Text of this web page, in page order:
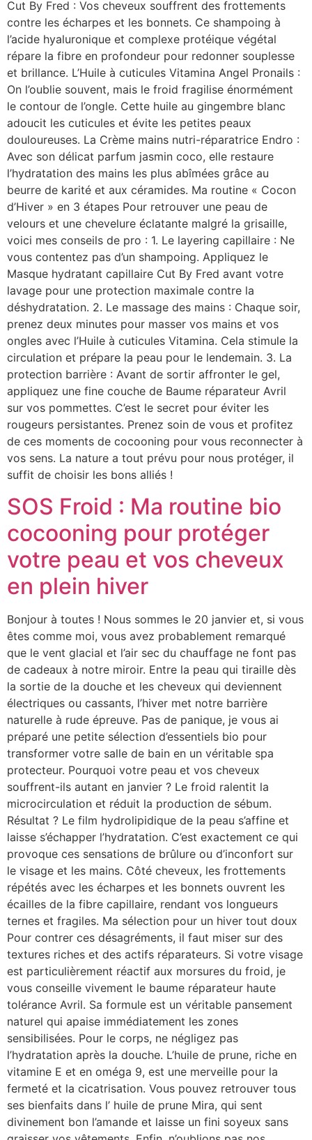
Cut By Fred : Vos cheveux souffrent des frottements
contre les écharpes et les bonnets. Ce shampoing à
l’acide hyaluronique et complexe protéique végétal
répare la fibre en profondeur pour redonner souplesse
et brillance. L’Huile à cuticules Vitamina Angel Pronails :
On l’oublie souvent, mais le froid fragilise énormément
le contour de l’ongle. Cette huile au gingembre blanc
adoucit les cuticules et évite les petites peaux
douloureuses. La Crème mains nutri-réparatrice Endro :
Avec son délicat parfum jasmin coco, elle restaure
l’hydratation des mains les plus abîmées grâce au
beurre de karité et aux céramides. Ma routine « Cocon
d’Hiver » en 3 étapes Pour retrouver une peau de
velours et une chevelure éclatante malgré la grisaille,
voici mes conseils de pro : 1. Le layering capillaire : Ne
vous contentez pas d’un shampoing. Appliquez le
Masque hydratant capillaire Cut By Fred avant votre
lavage pour une protection maximale contre la
déshydratation. 2. Le massage des mains : Chaque soir,
prenez deux minutes pour masser vos mains et vos
ongles avec l’Huile à cuticules Vitamina. Cela stimule la
circulation et prépare la peau pour le lendemain. 3. La
protection barrière : Avant de sortir affronter le gel,
appliquez une fine couche de Baume réparateur Avril
sur vos pommettes. C’est le secret pour éviter les
rougeurs persistantes. Prenez soin de vous et profitez
de ces moments de cocooning pour vous reconnecter à
vos sens. La nature a tout prévu pour nous protéger, il
suffit de choisir les bons alliés !
SOS Froid : Ma routine bio
cocooning pour protéger
votre peau et vos cheveux
en plein hiver
Bonjour à toutes ! Nous sommes le 20 janvier et, si vous
êtes comme moi, vous avez probablement remarqué
que le vent glacial et l’air sec du chauffage ne font pas
de cadeaux à notre miroir. Entre la peau qui tiraille dès
la sortie de la douche et les cheveux qui deviennent
électriques ou cassants, l’hiver met notre barrière
naturelle à rude épreuve. Pas de panique, je vous ai
préparé une petite sélection d’essentiels bio pour
transformer votre salle de bain en un véritable spa
protecteur. Pourquoi votre peau et vos cheveux
souffrent-ils autant en janvier ? Le froid ralentit la
microcirculation et réduit la production de sébum.
Résultat ? Le film hydrolipidique de la peau s’affine et
laisse s’échapper l’hydratation. C’est exactement ce qui
provoque ces sensations de brûlure ou d’inconfort sur
le visage et les mains. Côté cheveux, les frottements
répétés avec les écharpes et les bonnets ouvrent les
écailles de la fibre capillaire, rendant vos longueurs
ternes et fragiles. Ma sélection pour un hiver tout doux
Pour contrer ces désagréments, il faut miser sur des
textures riches et des actifs réparateurs. Si votre visage
est particulièrement réactif aux morsures du froid, je
vous conseille vivement le baume réparateur haute
tolérance Avril. Sa formule est un véritable pansement
naturel qui apaise immédiatement les zones
sensibilisées. Pour le corps, ne négligez pas
l’hydratation après la douche. L’huile de prune, riche en
vitamine E et en oméga 9, est une merveille pour la
fermeté et la cicatrisation. Vous pouvez retrouver tous
ses bienfaits dans l’ huile de prune Mira, qui sent
divinement bon l’amande et laisse un fini soyeux sans